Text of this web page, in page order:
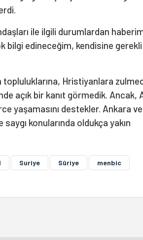
ile ilgili durumlardan
bilgi edineceğim, kendisine gerekli
topluluklarına, Hristiyanlara
açık bir kanıt görmedik. Ancak,
yaşamasını destekler. Ankara ve
konularında oldukça yakın
Suriye Sûriye
menbic